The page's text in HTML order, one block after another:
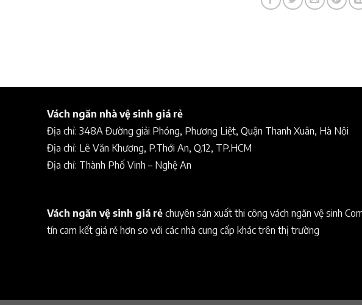
Vách ngăn nhà vệ sinh giá rẻ
Địa chỉ: 348A Đường giải Phóng, Phương Liệt, Quận Thanh Xuân, Hà Nội
Địa chỉ: Lê Văn Khương, P.Thới An, Q.12, TP.HCM
Địa chỉ: Thành Phố Vinh – Nghệ An
Vách ngăn vệ sinh giá rẻ chuyên sản xuất thi công vách ngăn vệ sinh
tín cam kết giá rẻ hơn so với các nhà cung cấp khác trên thị trường